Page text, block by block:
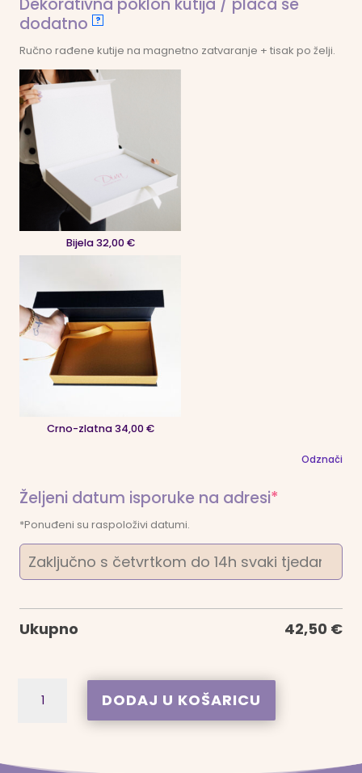
dodatno
?
Ručno rađene kutije na magnetno zatvaranje + tisak po želji.
Bijela 32,00 €
Crno-zlatna 34,00 €
Odznači
Željeni datum isporuke na adresi*
*Ponuđeni su raspoloživi datumi.
Ukupno 42,50 €
količina
DODAJ U KOŠARICU